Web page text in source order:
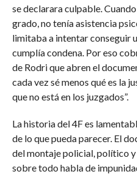
se declarara culpable.
grado, no tenía asistencia
limitaba a intentar conseguir
cumplía condena. Por eso
de Rodri que abren el
cada vez sé menos qué es la
que no está en los juzgados”.
La historia del 4F es
de lo que pueda parecer. El
del montaje policial, político
sobre todo habla de